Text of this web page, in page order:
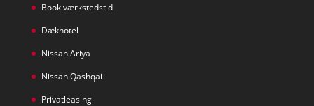
Book værkstedstid
Dækhotel
Nissan Ariya
Nissan Qashqai
Privatleasing